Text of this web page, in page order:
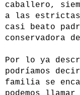
caballero,
a las estrictas
casi beato
conservadora
Por lo ya
podríamos
familia se